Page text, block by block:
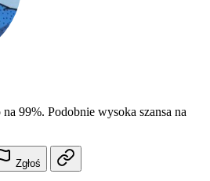
99%. Podobnie wysoka szansa na
Zgłoś